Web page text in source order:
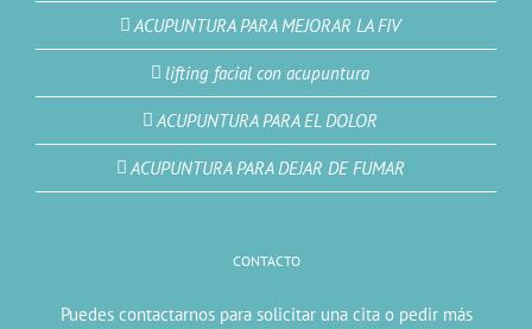
ACUPUNTURA PARA MEJORAR LA FIV
lifting facial con acupuntura
ACUPUNTURA PARA EL DOLOR
ACUPUNTURA PARA DEJAR DE FUMAR
CONTACTO
Puedes contactarnos para solicitar una cita o pedir más